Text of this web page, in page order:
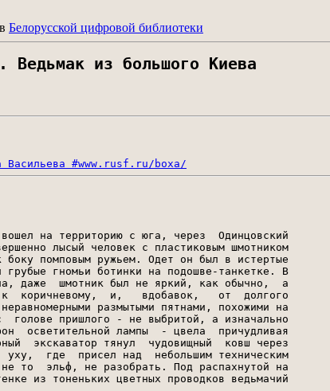
Белорусской цифровой библиотеки
Ведьмак из большого Киева
Васильева #www.rusf.ru/boxa/